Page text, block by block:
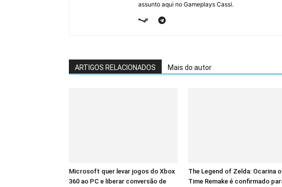
assunto aqui no Gameplays Cassi.
ARTIGOS RELACIONADOS Mais do autor
Microsoft quer levar jogos do Xbox
360 ao PC e liberar conversão de
The Legend of Zelda: Ocarina
Time Remake é confirmado